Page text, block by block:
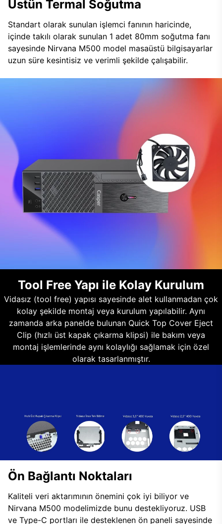
Üstün Termal Soğutma
Standart olarak sunulan işlemci fanının haricinde,
içinde takılı olarak sunulan 1 adet 80mm soğutma fanı
sayesinde Nirvana M500 model masaüstü bilgisayarlar
uzun süre kesintisiz ve verimli şekilde çalışabilir.
Tool Free Yapı ile Kolay Kurulum
Vidasız (tool free) yapısı sayesinde alet kullanmadan çok
kolay şekilde montaj veya kurulum yapılabilir. Aynı
zamanda arka panelde bulunan Quick Top Cover Eject
Clip (hızlı üst kapak çıkarma klipsi) ile bakım veya
montaj işlemlerinde aynı kolaylığı sağlamak için özel
olarak tasarlanmıştır.
Ön Bağlantı Noktaları
Kaliteli veri aktarımının önemini çok iyi biliyor ve
Nirvana M500 modelimizde bunu destekliyoruz. USB
ve Type-C portları ile desteklenen ön paneli sayesinde